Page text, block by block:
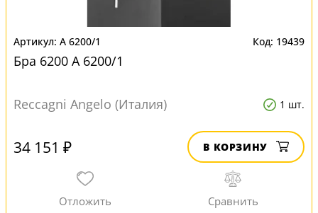
A 6200/1 19439
Бра 6200 A 6200/1
Reccagni Angelo (Италия) 1 шт.
34 151 ₽ В КОРЗИНУ